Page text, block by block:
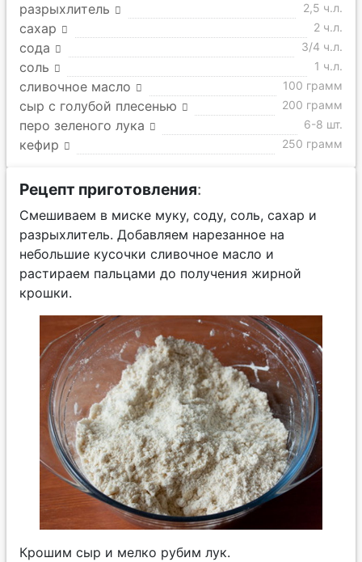
разрыхлитель 2,5 ч.л.
сахар 2 ч.л.
сода 3/4 ч.л.
соль 1 ч.л.
сливочное масло 100 грамм
сыр с голубой плесенью 200 грамм
перо зеленого лука 6-8 шт.
кефир 250 грамм
Рецепт приготовления:
Смешиваем в миске муку, соду, соль, сахар и
разрыхлитель. Добавляем нарезанное на
небольшие кусочки сливочное масло и
растираем пальцами до получения жирной
крошки.
Крошим сыр и мелко рубим лук.